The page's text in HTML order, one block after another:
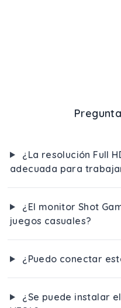
¿La resolución Full
adecuada para
¿El monitor Shot
juegos casuales?
¿Puedo conectar
¿Se puede instalar